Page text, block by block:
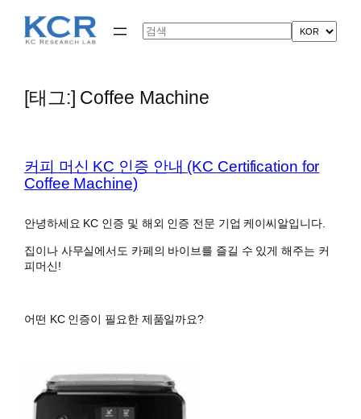
Search
[태그:] Coffee Machine
커피 머신 KC 인증 안내 (KC Certification for
Coffee Machine)
안녕하세요 KC 인증 및 해외 인증 전문 기업 케이씨알입니다.
집이나 사무실에서도 카페의 바이브를 즐길 수 있게 해주는 커
피머신!
어떤 KC 인증이 필요한 제품일까요?